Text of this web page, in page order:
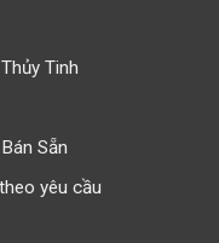
Tinh
Sẵn
yêu cầu